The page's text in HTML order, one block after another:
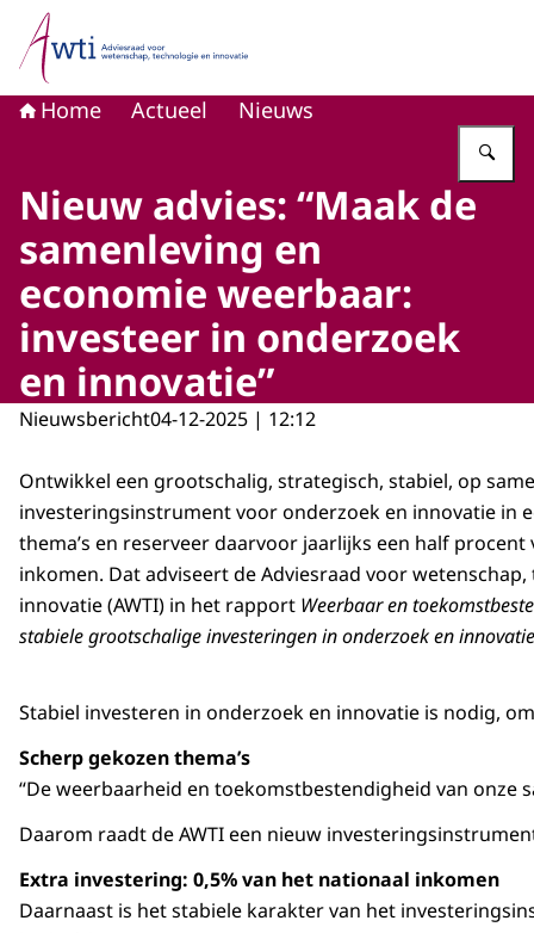
Naar de homepage van Adviesraad voor wetenschap,
Home Actueel Nieuws
Nieuw advies: “Maak de
samenleving en
economie weerbaar:
investeer in onderzoek
en innovatie”
Nieuwsbericht04-12-2025 | 12:12
Ontwikkel een grootschalig, strategisch, stabiel, op
investeringsinstrument voor onderzoek en innovatie in
thema’s en reserveer daarvoor jaarlijks een half
inkomen. Dat adviseert de Adviesraad voor
innovatie (AWTI) in het rapport Weerbaar en
stabiele grootschalige investeringen in onderzoek en
Stabiel investeren in onderzoek en innovatie is nodig,
Scherp gekozen thema’s
“De weerbaarheid en toekomstbestendigheid van onze
Daarom raadt de AWTI een nieuw
Extra investering: 0,5% van het nationaal inkomen
Daarnaast is het stabiele karakter van het